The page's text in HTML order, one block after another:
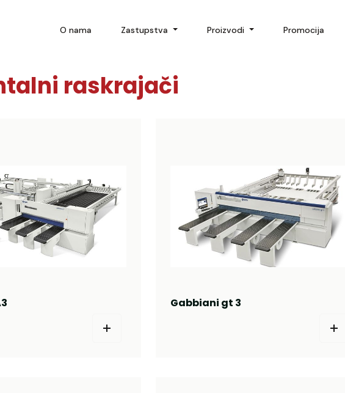
O nama Zastupstva Proizvodi Promocija
raskrajači
Gabbiani gt 3